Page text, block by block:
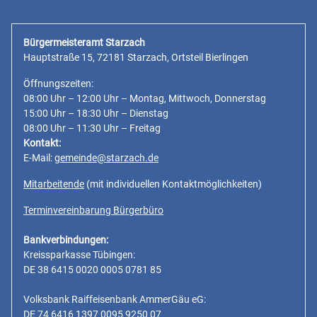
Bürgermeisteramt Starzach
Hauptstraße 15, 72181 Starzach, Ortsteil Bierlingen
Öffnungszeiten:
08:00 Uhr – 12:00 Uhr – Montag, Mittwoch, Donnerstag
15:00 Uhr – 18:30 Uhr – Dienstag
08:00 Uhr – 11:30 Uhr – Freitag
Kontakt:
E-Mail:gemeinde@starzach.de
Mitarbeitende (mit individuellen Kontaktmöglichkeiten)
Terminvereinbarung Bürgerbüro
Bankverbindungen:
Kreissparkasse Tübingen:
DE 38 6415 0020 0005 0781 85
Volksbank Raiffeisenbank AmmerGäu eG:
DE 74 6416 1397 0095 9250 07